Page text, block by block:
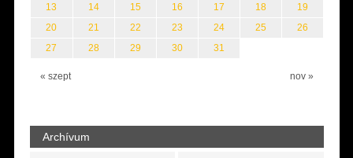
« szept nov »
13
14 15 16 17 18
19
20
21 22 23 24 25
26
27
28 29 30 31
Archívum